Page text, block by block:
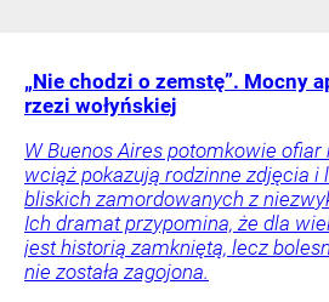
„Nie chodzi o zemstę”. Mocny
rzezi wołyńskiej
W Buenos Aires potomkowie ofiar
wciąż pokazują rodzinne zdjęcia i
bliskich zamordowanych z
Ich dramat przypomina, że dla
jest historią zamkniętą, lecz
nie została zagojona.